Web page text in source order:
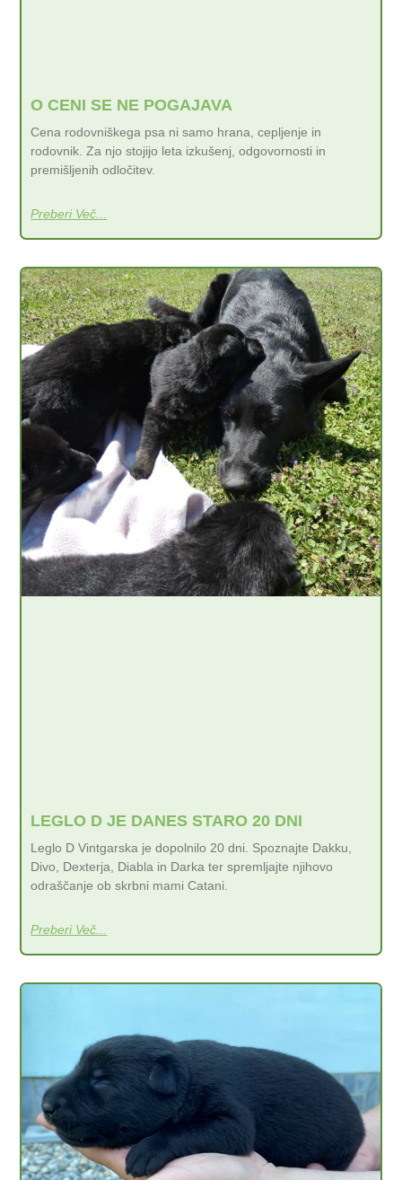
O CENI SE NE POGAJAVA
Cena rodovniškega psa ni samo hrana, cepljenje in
rodovnik. Za njo stojijo leta izkušenj, odgovornosti in
premišljenih odločitev.
Preberi Več...
LEGLO D JE DANES STARO 20 DNI
Leglo D Vintgarska je dopolnilo 20 dni. Spoznajte Dakku,
Divo, Dexterja, Diabla in Darka ter spremljajte njihovo
odraščanje ob skrbni mami Catani.
Preberi Več...